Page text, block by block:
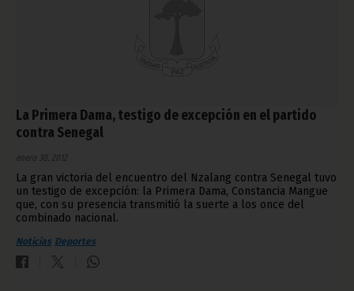
La Primera Dama, testigo de excepción en el partido
contra Senegal
enero 30, 2012
La gran victoria del encuentro del Nzalang contra Senegal tuvo
un testigo de excepción: la Primera Dama, Constancia Mangue
que, con su presencia transmitió la suerte a los once del
combinado nacional.
Noticias Deportes